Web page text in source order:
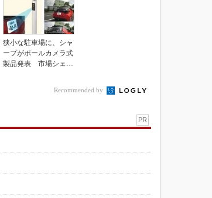
狭小な駐車場に、シャ
ープがポールカメラ式
製品発表 市場シェア
Recommended by
PR